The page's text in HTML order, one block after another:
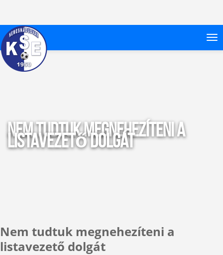
Nem tudtuk megnehezíteni a
listavezető dolgát
Nem tudtuk megnehezíteni a
listavezető dolgát